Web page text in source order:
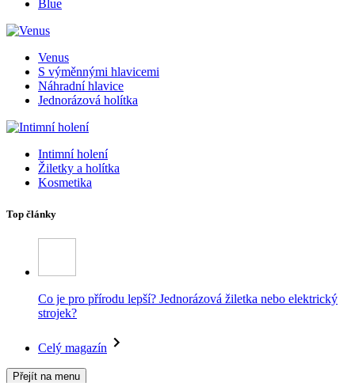
Blue
Venus
S výměnnými hlavicemi
Náhradní hlavice
Jednorázová holítka
Intimní holení
Žiletky a holítka
Kosmetika
Top články
Co je pro přírodu lepší? Jednorázová žiletka nebo elektrický
strojek?
Celý magazín
Přejít na menu